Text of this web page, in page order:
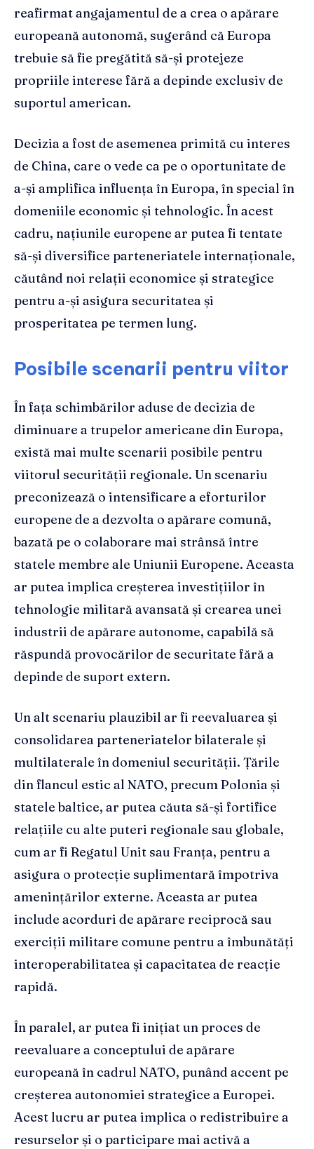
reafirmat angajamentul de a crea o apărare
europeană autonomă, sugerând că Europa
trebuie să fie pregătită să-și protejeze
propriile interese fără a depinde exclusiv de
suportul american.
Decizia a fost de asemenea primită cu interes
de China, care o vede ca pe o oportunitate de
a-și amplifica influența în Europa, în special în
domeniile economic și tehnologic. În acest
cadru, națiunile europene ar putea fi tentate
să-și diversifice parteneriatele internaționale,
căutând noi relații economice și strategice
pentru a-și asigura securitatea și
prosperitatea pe termen lung.
Posibile scenarii pentru viitor
În fața schimbărilor aduse de decizia de
diminuare a trupelor americane din Europa,
există mai multe scenarii posibile pentru
viitorul securității regionale. Un scenariu
preconizează o intensificare a eforturilor
europene de a dezvolta o apărare comună,
bazată pe o colaborare mai strânsă între
statele membre ale Uniunii Europene. Aceasta
ar putea implica creșterea investițiilor în
tehnologie militară avansată și crearea unei
industrii de apărare autonome, capabilă să
răspundă provocărilor de securitate fără a
depinde de suport extern.
Un alt scenariu plauzibil ar fi reevaluarea și
consolidarea parteneriatelor bilaterale și
multilaterale în domeniul securității. Țările
din flancul estic al NATO, precum Polonia și
statele baltice, ar putea căuta să-și fortifice
relațiile cu alte puteri regionale sau globale,
cum ar fi Regatul Unit sau Franța, pentru a
asigura o protecție suplimentară împotriva
amenințărilor externe. Aceasta ar putea
include acorduri de apărare reciprocă sau
exerciții militare comune pentru a îmbunătăți
interoperabilitatea și capacitatea de reacție
rapidă.
În paralel, ar putea fi inițiat un proces de
reevaluare a conceptului de apărare
europeană în cadrul NATO, punând accent pe
creșterea autonomiei strategice a Europei.
Acest lucru ar putea implica o redistribuire a
resurselor și o participare mai activă a